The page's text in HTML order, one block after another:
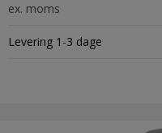
ex. moms
Levering 1-3 dage